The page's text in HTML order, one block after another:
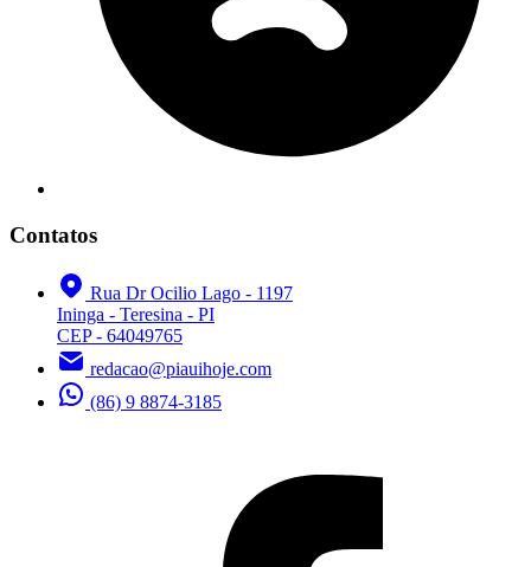
Contatos
Rua Dr Ocilio Lago - 1197
Ininga - Teresina - PI
CEP - 64049765
redacao@piauihoje.com
(86) 9 8874-3185